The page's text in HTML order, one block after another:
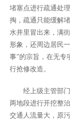
堵塞点进行疏通处
掏，疏通只能缓解
水井里冒出来，满
形象，还周边居民
事”的宗旨，在无专
行抢修改造。
经上级主管部门
两地段进行开挖整
交通人流量大，原